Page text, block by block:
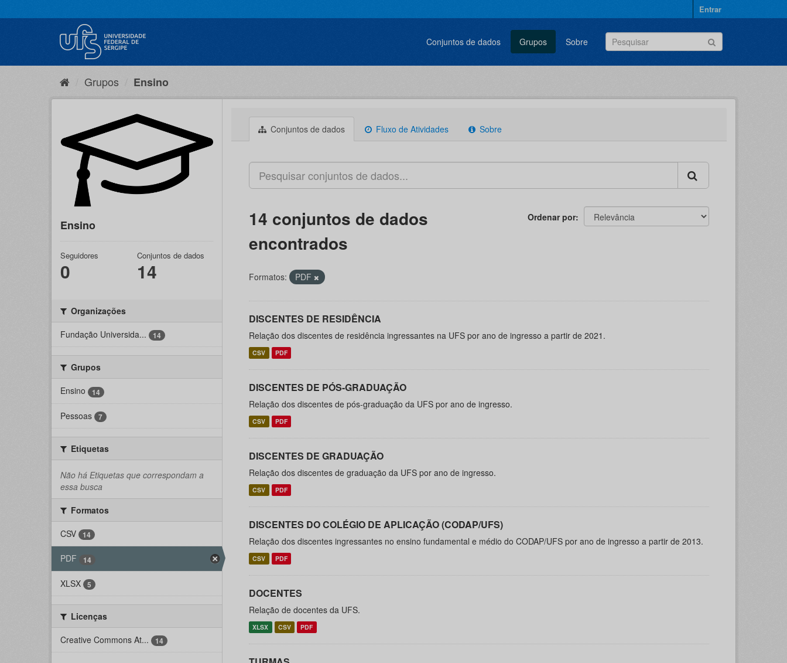
para
Entrar
Conjuntos de dados Grupos Sobre
Grupos Ensino
Ensino
Seguidores
0
Conjuntos de dados
14
Organizações
Fundação Universida...
14
Grupos
Ensino
14
Pessoas 7
Etiquetas
Não há Etiquetas que correspondam a
essa busca
Formatos
CSV
14
PDF 14
XLSX 5
Licenças
Creative Commons At...
14
Conjuntos de dados Fluxo de Atividades Sobre
Ordenar por
14 conjuntos de dados
encontrados
Formatos: PDF
DISCENTES DE RESIDÊNCIA
Relação dos discentes de residência ingressantes na UFS por ano de ingresso a partir de 2021.
CSV PDF
DISCENTES DE PÓS-GRADUAÇÃO
Relação dos discentes de pós-graduação da UFS por ano de ingresso.
CSV PDF
DISCENTES DE GRADUAÇÃO
Relação dos discentes de graduação da UFS por ano de ingresso.
CSV PDF
DISCENTES DO COLÉGIO DE APLICAÇÃO (CODAP/UFS)
Relação dos discentes ingressantes no ensino fundamental e médio do CODAP/UFS por ano de ingresso a partir de 2013.
CSV PDF
DOCENTES
Relação de docentes da UFS.
XLSX CSV PDF